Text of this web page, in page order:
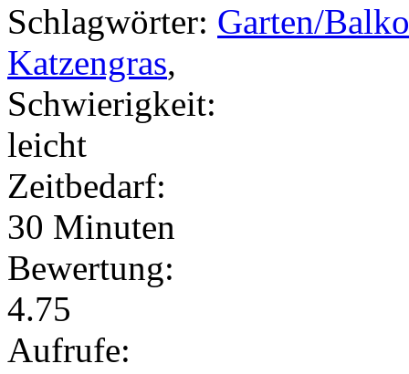
Schlagwörter: Garten/
Katzengras,
Schwierigkeit:
leicht
Zeitbedarf:
30 Minuten
Bewertung:
4.75
Aufrufe: